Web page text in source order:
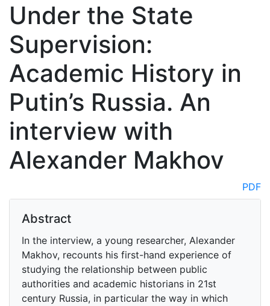
Under the State
Supervision:
Academic History in
Putin’s Russia. An
interview with
Alexander Makhov
PDF
Abstract
In the interview, a young researcher, Alexander
Makhov, recounts his first-hand experience of
studying the relationship between public
authorities and academic historians in 21st
century Russia, in particular the way in which